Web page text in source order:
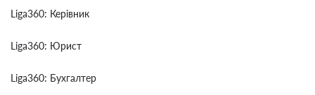
Liga360: Керівник
Liga360: Юрист
Liga360: Бухгалтер